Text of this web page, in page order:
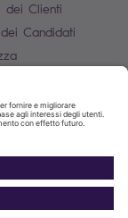
dei Clienti
Candidati